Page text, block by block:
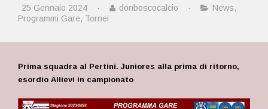
25 Gennaio 2024 · donboscocalcio · News,
Programmi Gare, Tornei
Prima squadra al Pertini. Juniores alla prima di ritorno,
esordio Allievi in campionato